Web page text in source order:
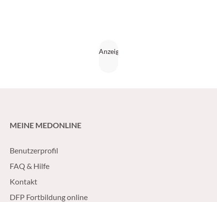
MEINE MEDONLINE
Benutzerprofil
FAQ & Hilfe
Kontakt
DFP Fortbildung online